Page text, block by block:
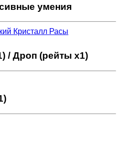
умения
Кристалл Расы
/ Дроп (рейты x1)